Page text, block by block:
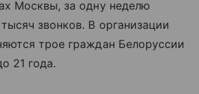
Москвы, за одну неделю
звонков. В организации
трое граждан Белоруссии
21 года.